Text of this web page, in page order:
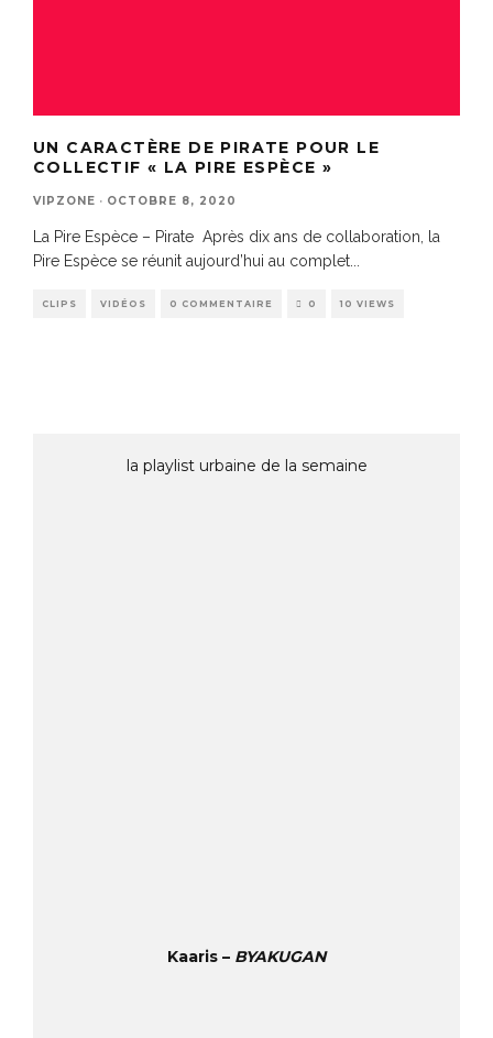
UN CARACTÈRE DE PIRATE POUR LE
COLLECTIF « LA PIRE ESPÈCE »
VIPZONE · OCTOBRE 8, 2020
La Pire Espèce – Pirate Après dix ans de collaboration, la
Pire Espèce se réunit aujourd’hui au complet...
CLIPS VIDÉOS 0 COMMENTAIRE 0 10 VIEWS
la playlist urbaine de la semaine
Kaaris – BYAKUGAN